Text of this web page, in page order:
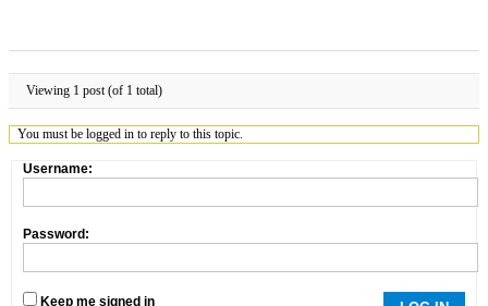
Viewing 1 post (of 1 total)
You must be logged in to reply to this topic.
Username:
Password:
Keep me signed in